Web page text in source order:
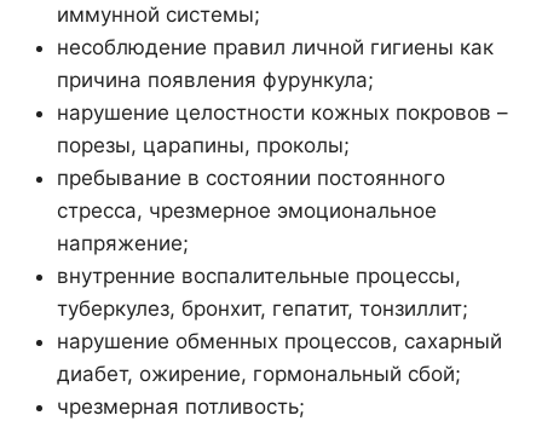
иммунной системы;
несоблюдение правил личной гигиены как
причина появления фурункула;
нарушение целостности кожных покровов –
порезы, царапины, проколы;
пребывание в состоянии постоянного
стресса, чрезмерное эмоциональное
напряжение;
внутренние воспалительные процессы,
туберкулез, бронхит, гепатит, тонзиллит;
нарушение обменных процессов, сахарный
диабет, ожирение, гормональный сбой;
чрезмерная потливость;